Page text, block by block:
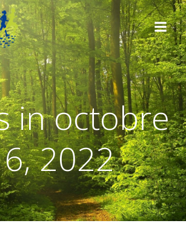
Aller
au
contenu
in octobre
2022